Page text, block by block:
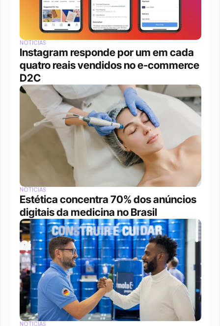
NOTÍCIAS
Instagram responde por um em cada
quatro reais vendidos no e-commerce
D2C
NOTÍCIAS
Estética concentra 70% dos anúncios
digitais da medicina no Brasil
NOTÍCIAS